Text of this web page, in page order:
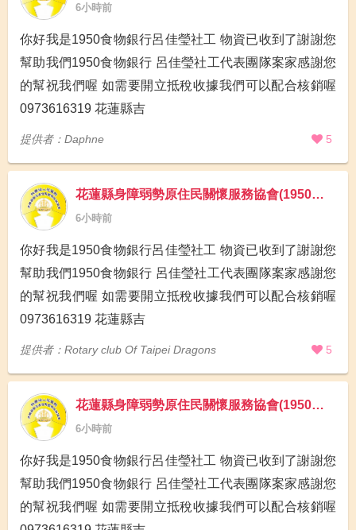
6小時前
你好我是1950食物銀行呂佳瑩社工 物資已收到了謝謝您
幫助我們1950食物銀行 呂佳瑩社工代表團隊案家感謝您
的幫祝我們喔 如需要開立抵稅收據我們可以配合核銷喔
0973616319 花蓮縣吉
提供者：Daphne 5
花蓮縣身障弱勢原住民關懷服務協會(1950食物銀行)
6小時前
你好我是1950食物銀行呂佳瑩社工 物資已收到了謝謝您
幫助我們1950食物銀行 呂佳瑩社工代表團隊案家感謝您
的幫祝我們喔 如需要開立抵稅收據我們可以配合核銷喔
0973616319 花蓮縣吉
提供者：Rotary club Of Taipei Dragons 5
花蓮縣身障弱勢原住民關懷服務協會(1950食物銀行)
6小時前
你好我是1950食物銀行呂佳瑩社工 物資已收到了謝謝您
幫助我們1950食物銀行 呂佳瑩社工代表團隊案家感謝您
的幫祝我們喔 如需要開立抵稅收據我們可以配合核銷喔